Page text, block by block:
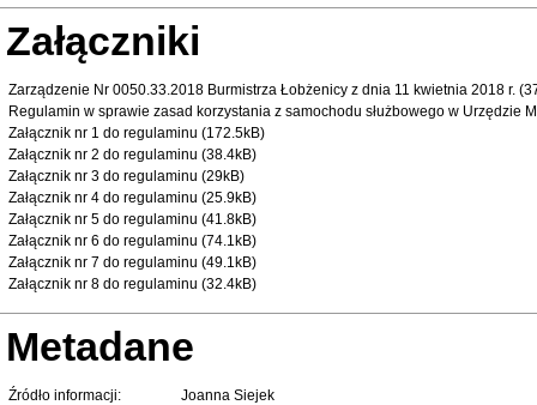
Załączniki
Zarządzenie Nr 0050.33.2018 Burmistrza Łobżenicy z dnia 11 kwietnia 2018 r.
Regulamin w sprawie zasad korzystania z samochodu służbowego w Urzędzie
Załącznik nr 1 do regulaminu (172.5kB)
Załącznik nr 2 do regulaminu (38.4kB)
Załącznik nr 3 do regulaminu (29kB)
Załącznik nr 4 do regulaminu (25.9kB)
Załącznik nr 5 do regulaminu (41.8kB)
Załącznik nr 6 do regulaminu (74.1kB)
Załącznik nr 7 do regulaminu (49.1kB)
Załącznik nr 8 do regulaminu (32.4kB)
Metadane
Źródło informacji:
Joanna Siejek